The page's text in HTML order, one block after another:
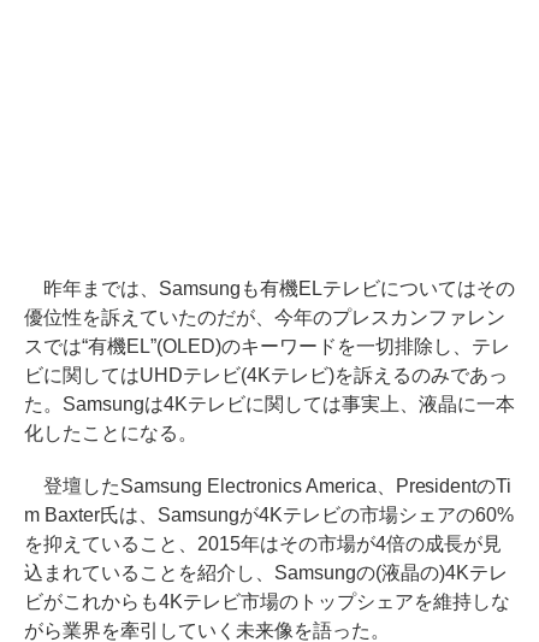
昨年までは、Samsungも有機ELテレビについてはその
優位性を訴えていたのだが、今年のプレスカンファレン
スでは“有機EL”(OLED)のキーワードを一切排除し、テレ
ビに関してはUHDテレビ(4Kテレビ)を訴えるのみであっ
た。Samsungは4Kテレビに関しては事実上、液晶に一本
化したことになる。
登壇したSamsung Electronics America、PresidentのTi
m Baxter氏は、Samsungが4Kテレビの市場シェアの60%
を抑えていること、2015年はその市場が4倍の成長が見
込まれていることを紹介し、Samsungの(液晶の)4Kテレ
ビがこれからも4Kテレビ市場のトップシェアを維持しな
がら業界を牽引していく未来像を語った。